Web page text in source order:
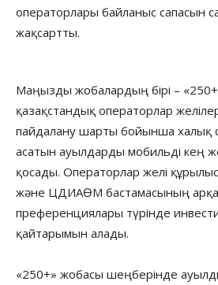
операторлары байланыс сапасын
жақсартты.
Маңызды жобалардың бірі –
қазақстандық операторлар
пайдалану шарты бойынша халық
асатын ауылдарды мобильді кең
қосады. Операторлар желі
және ЦДИАӨМ бастамасының
преференциялары түрінде
қайтарымын алады.
«250+» жобасы шеңберінде